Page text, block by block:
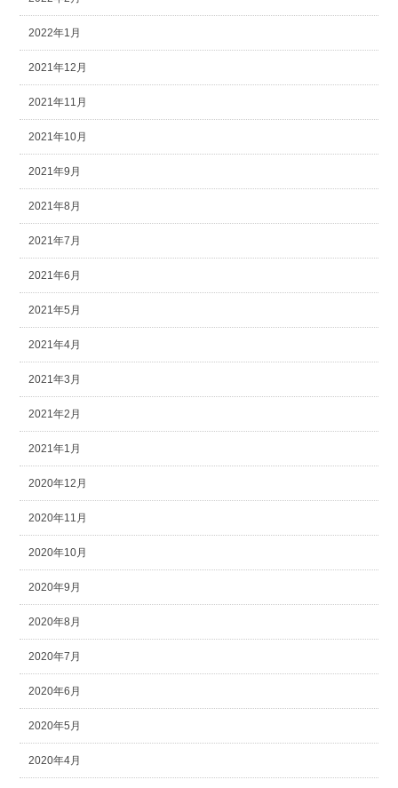
2022年1月
2021年12月
2021年11月
2021年10月
2021年9月
2021年8月
2021年7月
2021年6月
2021年5月
2021年4月
2021年3月
2021年2月
2021年1月
2020年12月
2020年11月
2020年10月
2020年9月
2020年8月
2020年7月
2020年6月
2020年5月
2020年4月